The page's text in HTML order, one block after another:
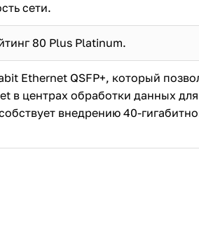
сети.
80 Plus Platinum.
Ethernet QSFP+, который
в центрах обработки данных
внедрению 40-